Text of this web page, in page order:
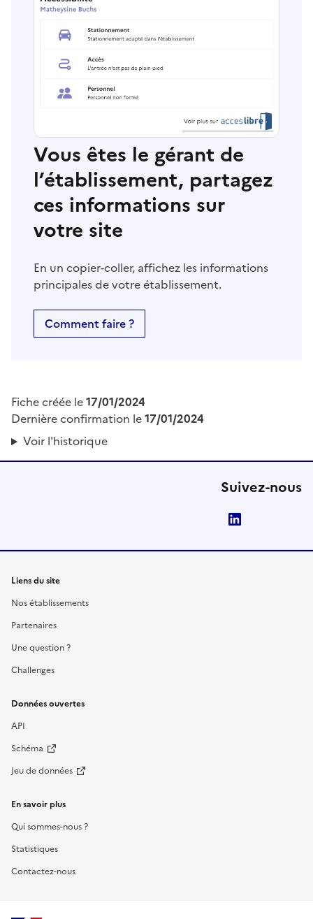
Vous êtes le gérant de
l’établissement, partagez
ces informations sur
votre site
En un copier-coller, affichez les informations
principales de votre établissement.
Comment faire ?
Fiche créée le17/01/2024
Dernière confirmation le17/01/2024
Voir l'historique
Suivez-nous
Liens du site
Nos établissements
Partenaires
Une question ?
Challenges
Données ouvertes
API
Schéma
Jeu de données
En savoir plus
Qui sommes-nous ?
Statistiques
Contactez-nous